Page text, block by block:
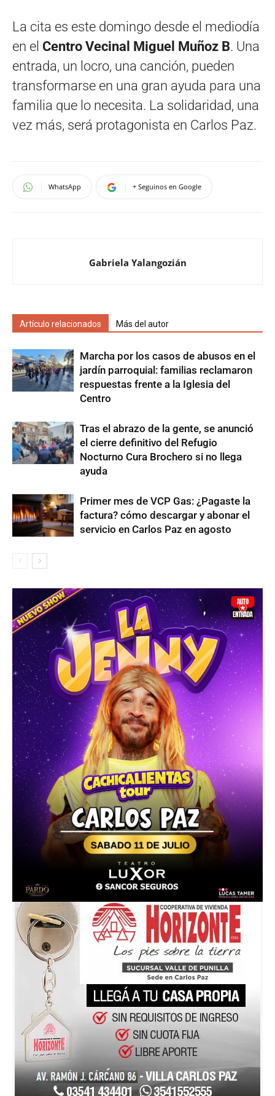
La cita es este domingo desde el mediodía
en el Centro Vecinal Miguel Muñoz B. Una
entrada, un locro, una canción, pueden
transformarse en una gran ayuda para una
familia que lo necesita. La solidaridad, una
vez más, será protagonista en Carlos Paz.
WhatsApp + Seguinos en Google
Gabriela Yalangozián
Artículo relacionados Más del autor
Marcha por los casos de abusos en el
jardín parroquial: familias reclamaron
respuestas frente a la Iglesia del
Centro
Tras el abrazo de la gente, se anunció
el cierre definitivo del Refugio
Nocturno Cura Brochero si no llega
ayuda
Primer mes de VCP Gas: ¿Pagaste la
factura? cómo descargar y abonar el
servicio en Carlos Paz en agosto